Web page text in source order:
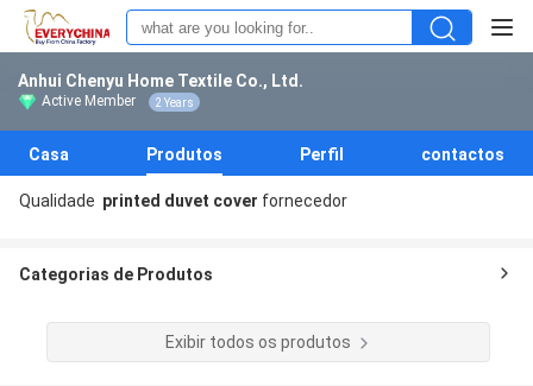
Anhui Chenyu Home Textile Co., Ltd.
Active Member 2 Years
Casa Produtos Perfil contactos
Qualidade printed duvet cover fornecedor
Categorias de Produtos
Exibir todos os produtos